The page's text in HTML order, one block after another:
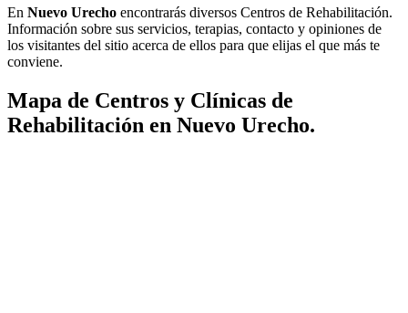
En Nuevo Urecho encontrarás diversos Centros de Rehabilitación.
Información sobre sus servicios, terapias, contacto y opiniones de
los visitantes del sitio acerca de ellos para que elijas el que más te
conviene.
Mapa de Centros y Clínicas de
Rehabilitación en Nuevo Urecho.